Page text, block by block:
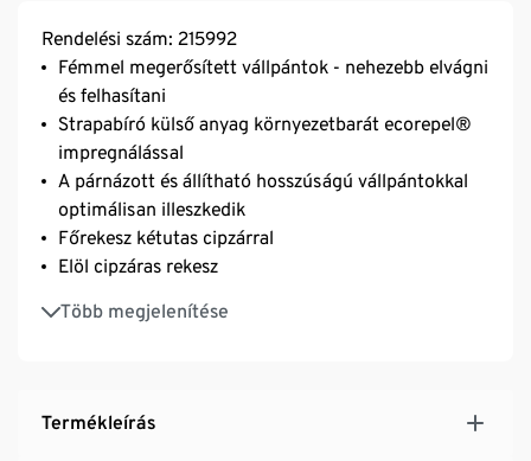
Rendelési szám: 215992
Fémmel megerősített vállpántok - nehezebb elvágni
és felhasítani
Strapabíró külső anyag környezetbarát ecorepel®
impregnálással
A párnázott és állítható hosszúságú vállpántokkal
optimálisan illeszkedik
Főrekesz kétutas cipzárral
Elöl cipzáras rekesz
Több megjelenítése
Belül további cipzáras és nyitott rekeszek
Párnázott laptoptartó rekesz legfeljebb 16''-ig
2 rugalmas oldalsó rekesz kulacsokhoz
Termékleírás